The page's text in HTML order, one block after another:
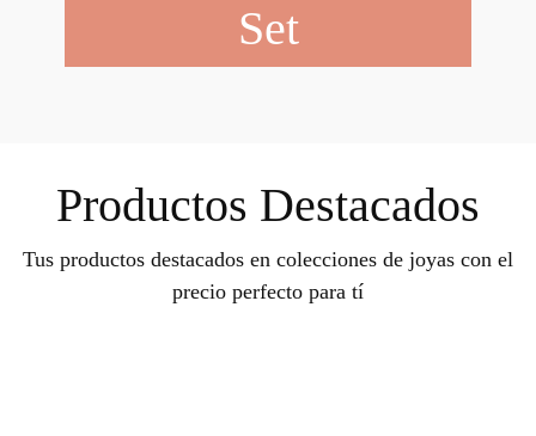
Set
Productos Destacados
Tus productos destacados en colecciones de joyas con el
precio perfecto para tí